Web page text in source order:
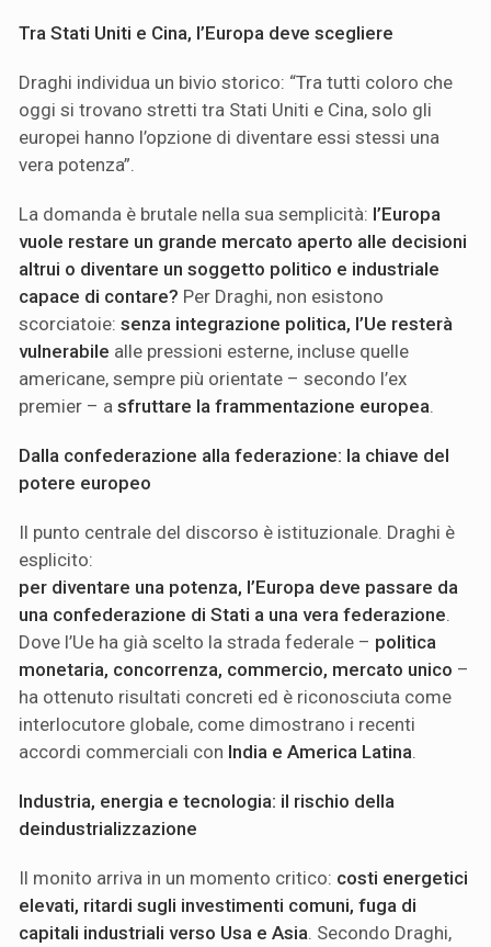
Tra Stati Uniti e Cina, l’Europa deve scegliere
Draghi individua un bivio storico: “Tra tutti coloro che
oggi si trovano stretti tra Stati Uniti e Cina, solo gli
europei hanno l’opzione di diventare essi stessi una
vera potenza”.
La domanda è brutale nella sua semplicità: l’Europa
vuole restare un grande mercato aperto alle decisioni
altrui o diventare un soggetto politico e industriale
capace di contare? Per Draghi, non esistono
scorciatoie: senza integrazione politica, l’Ue resterà
vulnerabile alle pressioni esterne, incluse quelle
americane, sempre più orientate – secondo l’ex
premier – a sfruttare la frammentazione europea.
Dalla confederazione alla federazione: la chiave del
potere europeo
Il punto centrale del discorso è istituzionale. Draghi è
esplicito:
per diventare una potenza, l’Europa deve passare da
una confederazione di Stati a una vera federazione.
Dove l’Ue ha già scelto la strada federale – politica
monetaria, concorrenza, commercio, mercato unico –
ha ottenuto risultati concreti ed è riconosciuta come
interlocutore globale, come dimostrano i recenti
accordi commerciali con India e America Latina.
Industria, energia e tecnologia: il rischio della
deindustrializzazione
Il monito arriva in un momento critico: costi energetici
elevati, ritardi sugli investimenti comuni, fuga di
capitali industriali verso Usa e Asia. Secondo Draghi,